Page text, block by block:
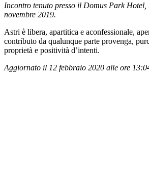
Incontro tenuto presso il Domus Park Hotel,
novembre 2019.
Astri è libera, apartitica e aconfessionale,
contributo da qualunque parte provenga,
proprietà e positività d’intenti.
Aggiornato il 12 febbraio 2020 alle ore